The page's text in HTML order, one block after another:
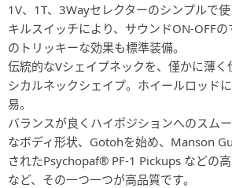
1V、1T、3Wayセレクターのシンプルで使
キルスイッチにより、サウンドON-OFF
のトリッキーな効果も標準装備。
伝統的なVシェイプネックを、僅かに薄く
シカルネックシェイプ。ホイールロッド
易。
バランスが良くハイポジションへのスム
なボディ形状、Gotohを始め、Manson
されたPsychopaf® PF-1 Pickups などの
など、その一つ一つが高品質です。